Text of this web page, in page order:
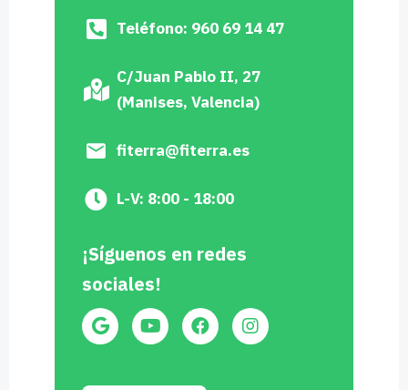
Teléfono: 960 69 14 47
C/Juan Pablo II, 27
(Manises, Valencia)
fiterra@fiterra.es
L-V: 8:00 - 18:00
¡Síguenos en redes
sociales!